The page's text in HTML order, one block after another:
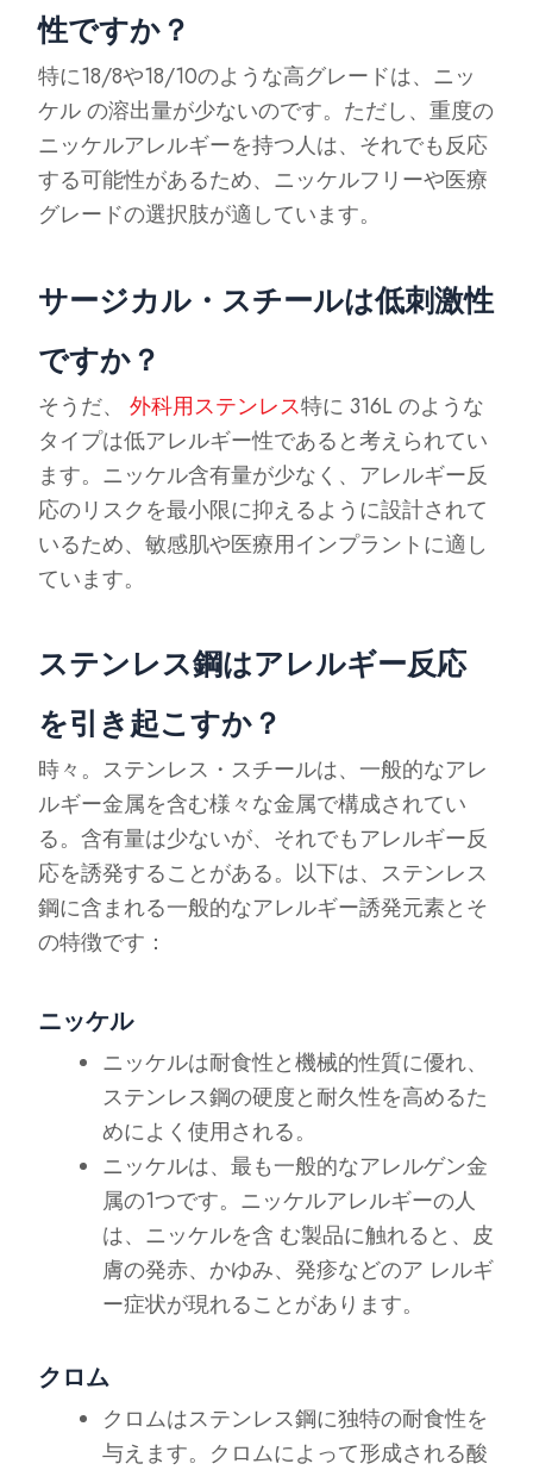
性ですか？
特に18/8や18/10のような高グレードは、ニッ
ケル の溶出量が少ないのです。ただし、重度の
ニッケルアレルギーを持つ人は、それでも反応
する可能性があるため、ニッケルフリーや医療
グレードの選択肢が適しています。
サージカル・スチールは低刺激性
ですか？
そうだ、外科用ステンレス特に 316L のような
タイプは低アレルギー性であると考えられてい
ます。ニッケル含有量が少なく、アレルギー反
応のリスクを最小限に抑えるように設計されて
いるため、敏感肌や医療用インプラントに適し
ています。
ステンレス鋼はアレルギー反応
を引き起こすか？
時々。ステンレス・スチールは、一般的なアレ
ルギー金属を含む様々な金属で構成されてい
る。含有量は少ないが、それでもアレルギー反
応を誘発することがある。以下は、ステンレス
鋼に含まれる一般的なアレルギー誘発元素とそ
の特徴です：
ニッケル
ニッケルは耐食性と機械的性質に優れ、
ステンレス鋼の硬度と耐久性を高めるた
めによく使用される。
ニッケルは、最も一般的なアレルゲン金
属の1つです。ニッケルアレルギーの人
は、ニッケルを含 む製品に触れると、皮
膚の発赤、かゆみ、発疹などのア レルギ
ー症状が現れることがあります。
クロム
クロムはステンレス鋼に独特の耐食性を
与えます。クロムによって形成される酸